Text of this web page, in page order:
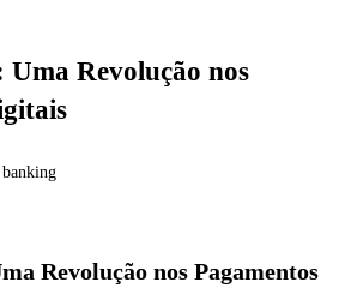
Revolução nos
Revolução nos Pagamentos